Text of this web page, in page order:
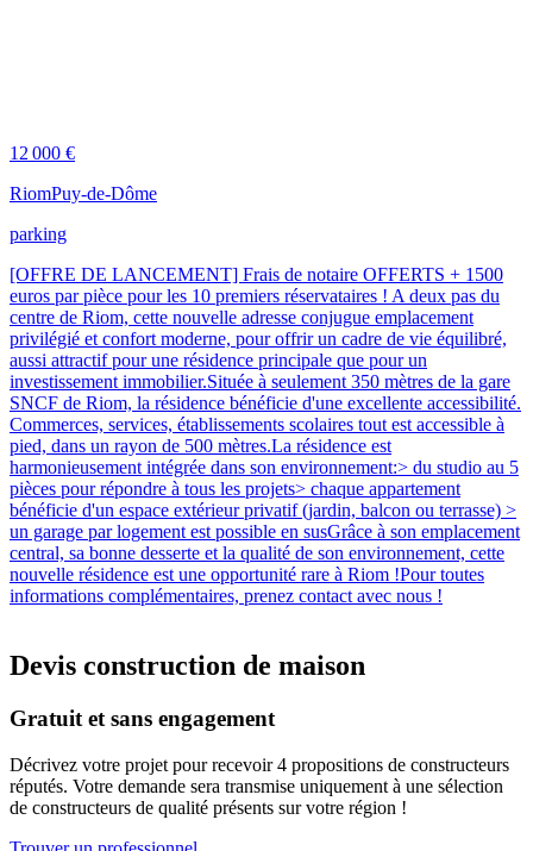
12 000 €
RiomPuy-de-Dôme
parking
[OFFRE DE LANCEMENT] Frais de notaire OFFERTS + 1500
euros par pièce pour les 10 premiers réservataires ! A deux pas du
centre de Riom, cette nouvelle adresse conjugue emplacement
privilégié et confort moderne, pour offrir un cadre de vie équilibré,
aussi attractif pour une résidence principale que pour un
investissement immobilier.Située à seulement 350 mètres de la gare
SNCF de Riom, la résidence bénéficie d'une excellente accessibilité.
Commerces, services, établissements scolaires tout est accessible à
pied, dans un rayon de 500 mètres.La résidence est
harmonieusement intégrée dans son environnement:> du studio au 5
pièces pour répondre à tous les projets> chaque appartement
bénéficie d'un espace extérieur privatif (jardin, balcon ou terrasse) >
un garage par logement est possible en susGrâce à son emplacement
central, sa bonne desserte et la qualité de son environnement, cette
nouvelle résidence est une opportunité rare à Riom !Pour toutes
informations complémentaires, prenez contact avec nous !
Devis construction de maison
Gratuit et sans engagement
Décrivez votre projet pour recevoir 4 propositions de constructeurs
réputés. Votre demande sera transmise uniquement à une sélection
de constructeurs de qualité présents sur votre région !